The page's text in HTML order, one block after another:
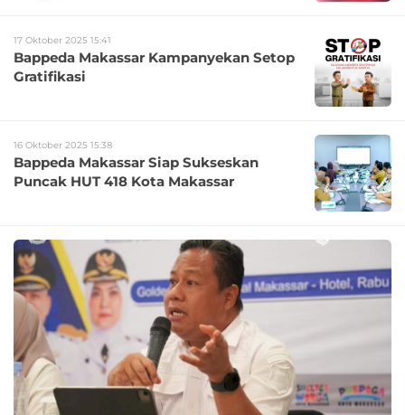
17 Oktober 2025 15:41
Bappeda Makassar Kampanyekan Setop
Gratifikasi
16 Oktober 2025 15:38
Bappeda Makassar Siap Sukseskan
Puncak HUT 418 Kota Makassar